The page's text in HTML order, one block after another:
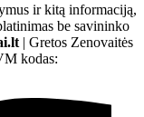
ir kitą informaciją,
be savininko
| Gretos Zenovaitės
kodas: